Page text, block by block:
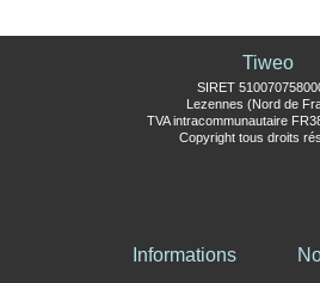
Tiweo
SIRET
Lezennes (Nord de
TVA intracommunautaire
Copyright tous droits
Informations